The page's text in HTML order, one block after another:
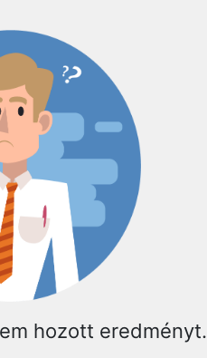
hozott eredményt.